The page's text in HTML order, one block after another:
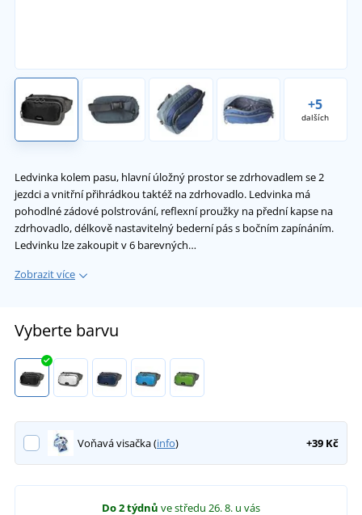
+5
dalších
Ledvinka kolem pasu, hlavní úložný prostor se zdrhovadlem se 2
jezdci a vnitřní přihrádkou taktéž na zdrhovadlo. Ledvinka má
pohodlné zádové polstrování, reflexní proužky na přední kapse na
zdrhovadlo, délkově nastavitelný bederní pás s bočním zapínáním.
Ledvinku lze zakoupit v 6 barevných…
Zobrazit více
Vyberte barvu
Voňavá visačka (info) +39 Kč
Do 2 týdnů ve středu 26. 8. u vás